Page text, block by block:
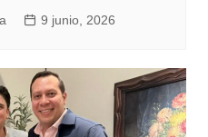
9 junio, 2026